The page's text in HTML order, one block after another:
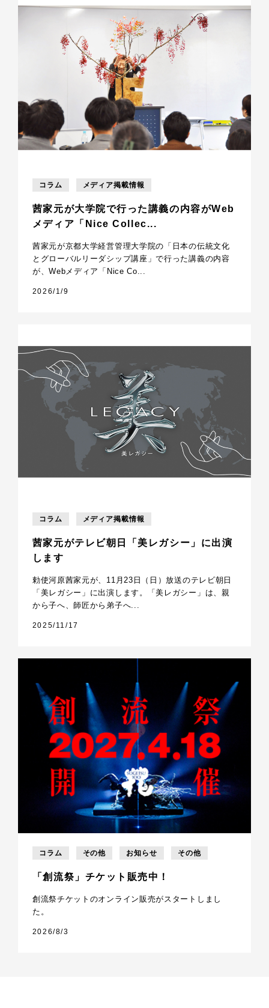
コラム メディア掲載情報
茜家元が大学院で行った講義の内容がWeb
メディア「Nice Collec...
茜家元が京都大学経営管理大学院の「日本の伝統文化
とグローバルリーダシップ講座」で行った講義の内容
が、Webメディア「Nice Co...
2026/1/9
コラム メディア掲載情報
茜家元がテレビ朝日「美レガシー」に出演
します
勅使河原茜家元が、11月23日（日）放送のテレビ朝日
「美レガシー」に出演します。「美レガシー」は、親
から子へ、師匠から弟子へ...
2025/11/17
コラム その他 お知らせ その他
「創流祭」チケット販売中！
創流祭チケットのオンライン販売がスタートしまし
た。
2026/8/3